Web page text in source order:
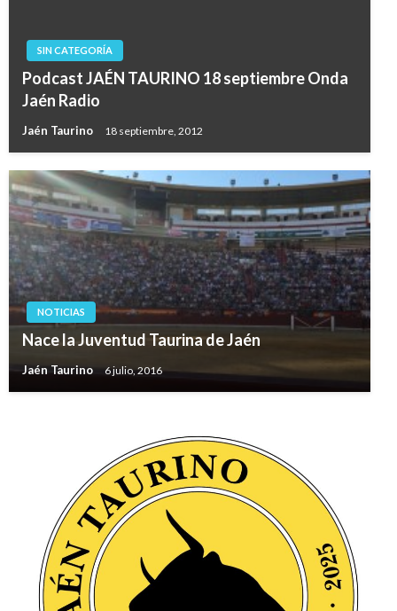
SIN CATEGORÍA
Podcast JAÉN TAURINO 18 septiembre Onda
Jaén Radio
Jaén Taurino 18 septiembre, 2012
NOTICIAS
Nace la Juventud Taurina de Jaén
Jaén Taurino 6 julio, 2016